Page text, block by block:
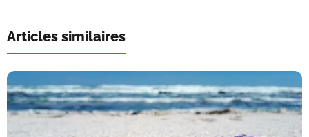
Articles similaires